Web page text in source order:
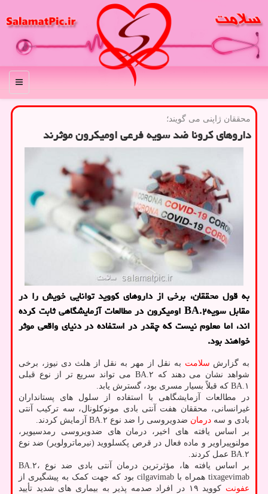
منو
محققان ژاپنی می گویند؛
داروهای کرونا ضد سویه فرعی اومیکرون موثرند
به قول محققان، برخی از داروهای کووید توانایی خویش را در
مقابل سویهBA.۲ اومیکرون در مطالعات آزمایشگاهی ثابت کرده
اند، اما معلوم نیست که چقدر در استفاده در دنیای واقعی موثر
خواهند بود.
به گزارش سلامت به نقل از مهر به نقل از هلث دی نیوز، برخی
شواهد نشان می دهند که BA.۲ می تواند سریع تر از نوع قبلی
BA.۱ که قبلاً بسیار مسری بود، گسترش یابد.
در مطالعات آزمایشگاهی با استفاده از سلول های پستانداران
غیرانسانی، محققان هفت آنتی بادی مونوکلونال، سه ترکیب آنتی
بادی و سه درمان ضدویروسی را ضد نوع BA.۲ آزمایش کردند.
بر اساس یافته های اخیر، درمان های ضدویروسی رمدسیویر،
مولنوپیراویر و ماده فعال در قرص پکسلووید (نیرماترولویر) ضد نوع
BA.۲ عمل کردند.
بر اساس یافته ها، مؤثرترین درمان آنتی بادی ضد نوع BA.۲،
tixagevimab همراه با cilgavimab بود که جهت کمک به پیشگیری از
عفونت
کووید ۱۹ در افراد صدمه پذیر به بیماری های شدید تأیید